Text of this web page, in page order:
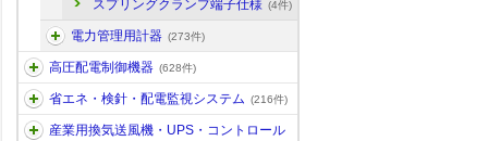
スプリングクランプ端子仕様 (4件)
電力管理用計器 (273件)
高圧配電制御機器 (628件)
省エネ・検針・配電監視システム (216件)
産業用換気送風機・UPS・コントロール